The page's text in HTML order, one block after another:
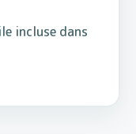
incluse dans